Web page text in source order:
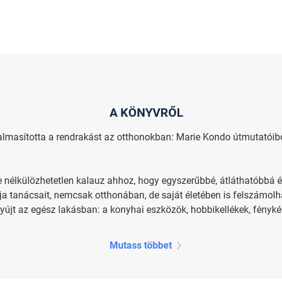
A KÖNYVRŐL
a rendrakást az otthonokban: Marie Kondo
nélkülözhetetlen kalauz ahhoz, hogy egyszerűbbé, átláthatóbbá
tanácsait, nemcsak otthonában, de saját életében is
az egész lakásban: a konyhai eszközök, hobbikellékek,
Mutass többet